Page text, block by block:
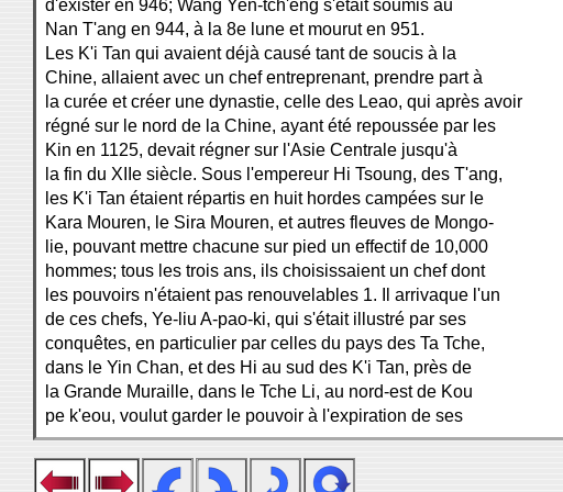
d'exister en 946; Wang Yen-tch'eng s'était soumis au
Nan T'ang en 944, à la 8e lune et mourut en 951.
Les K'i Tan qui avaient déjà causé tant de soucis à la
Chine, allaient avec un chef entreprenant, prendre part à
la curée et créer une dynastie, celle des Leao, qui après avoir
régné sur le nord de la Chine, ayant été repoussée par les
Kin en 1125, devait régner sur l'Asie Centrale jusqu'à
la fin du XIIe siècle. Sous l'empereur Hi Tsoung, des T'ang,
les K'i Tan étaient répartis en huit hordes campées sur le
Kara Mouren, le Sira Mouren, et autres fleuves de Mongo-
lie, pouvant mettre chacune sur pied un effectif de 10,000
hommes; tous les trois ans, ils choisissaient un chef dont
les pouvoirs n'étaient pas renouvelables 1. Il arrivaque l'un
de ces chefs, Ye-liu A-pao-ki, qui s'était illustré par ses
conquêtes, en particulier par celles du pays des Ta Tche,
dans le Yin Chan, et des Hi au sud des K'i Tan, près de
la Grande Muraille, dans le Tche Li, au nord-est de Kou
pe k'eou, voulut garder le pouvoir à l'expiration de ses